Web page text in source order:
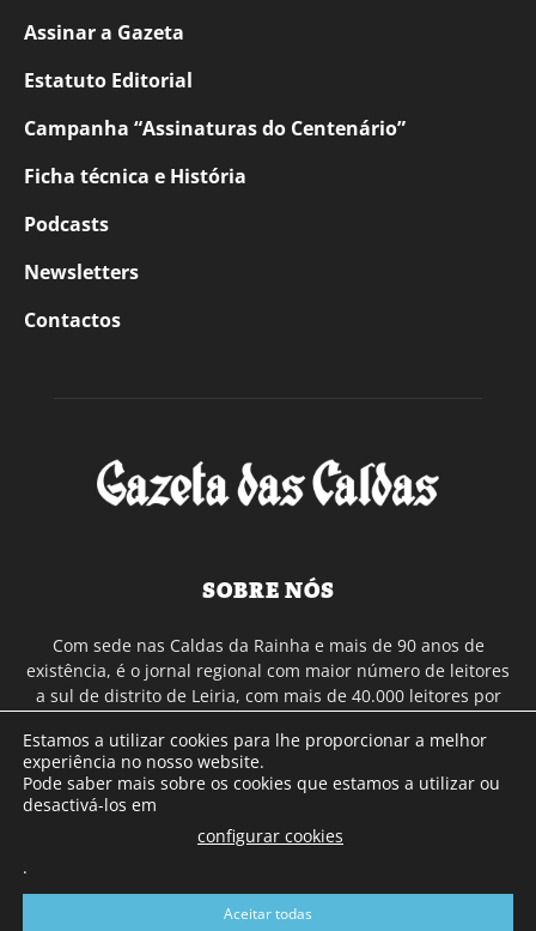
Assinar a Gazeta
Estatuto Editorial
Campanha “Assinaturas do Centenário”
Ficha técnica e História
Podcasts
Newsletters
Contactos
SOBRE NÓS
Com sede nas Caldas da Rainha e mais de 90 anos de
existência, é o jornal regional com maior número de leitores
a sul de distrito de Leiria, com mais de 40.000 leitores por
Continental e assinatura online.
SIGA-NOS
Estamos a utilizar cookies para lhe proporcionar a melhor
experiência no nosso website.
Pode saber mais sobre os cookies que estamos a utilizar ou
desactivá-los em
configurar cookies
.
Aceitar todas